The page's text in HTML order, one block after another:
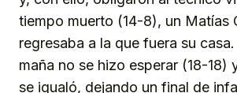
tiempo muerto (14-8), un Matías
regresaba a la que fuera su
maña no se hizo esperar (18-18)
se igualó, dejando un final de